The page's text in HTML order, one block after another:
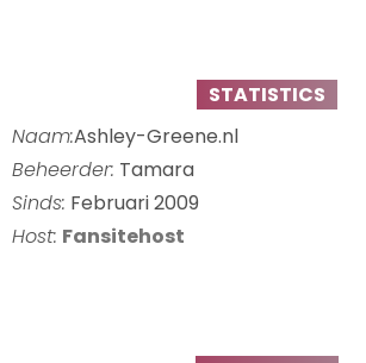
STATISTICS
Naam:Ashley-Greene.nl
Beheerder: Tamara
Sinds: Februari 2009
Host: Fansitehost